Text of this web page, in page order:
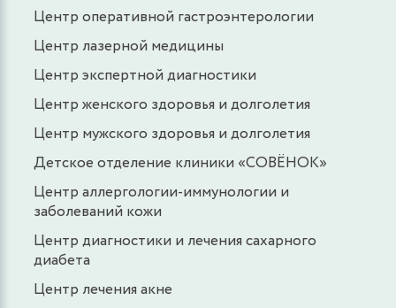
Центр оперативной гастроэнтерологии
Центр лазерной медицины
Центр экспертной диагностики
Центр женского здоровья и долголетия
Центр мужского здоровья и долголетия
Детское отделение клиники «СОВЁНОК»
Центр аллергологии-иммунологии и
заболеваний кожи
Центр диагностики и лечения сахарного
диабета
Центр лечения акне